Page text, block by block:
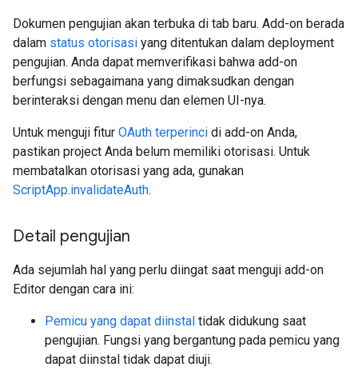
Dokumen pengujian akan terbuka di tab baru. Add-on berada
dalam status otorisasi yang ditentukan dalam deployment
pengujian. Anda dapat memverifikasi bahwa add-on
berfungsi sebagaimana yang dimaksudkan dengan
berinteraksi dengan menu dan elemen UI-nya.
Untuk menguji fitur OAuth terperinci di add-on Anda,
pastikan project Anda belum memiliki otorisasi. Untuk
membatalkan otorisasi yang ada, gunakan
ScriptApp.invalidateAuth.
Detail pengujian
Ada sejumlah hal yang perlu diingat saat menguji add-on
Editor dengan cara ini:
Pemicu yang dapat diinstal tidak didukung saat
pengujian. Fungsi yang bergantung pada pemicu yang
dapat diinstal tidak dapat diuji.